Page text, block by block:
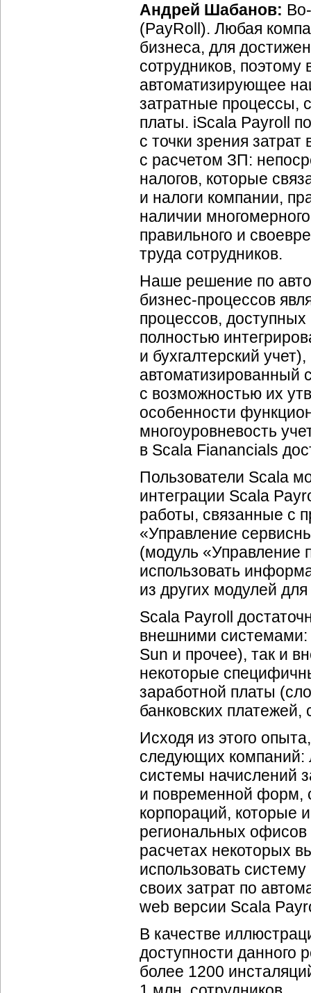
Андрей Шабанов:
(PayRoll). Любая
бизнеса, для
сотрудников,
автоматизирующее
затратные процессы,
платы. iScala Payroll
с точки зрения
с расчетом ЗП:
налогов, которые
и налоги компании,
наличии
правильного и
труда сотрудников.
Наше решение по
бизнес-процессов
процессов,
полностью
и бухгалтерский
автоматизированный
с возможностью их
особенности
многоуровневость
в Scala Fianancials
Пользователи Scala
интеграции Scala
работы, связанные с
«Управление
(модуль «Управление
использовать
из других модулей
Scala Payroll
внешними системами:
Sun и прочее), так и
некоторые
заработной платы
банковских платежей,
Исходя из этого
следующих
системы начислений
и повременной форм,
корпораций, которые
региональных офисов
расчетах некоторых
использовать
своих затрат по
web версии Scala
В качестве
доступности
более 1200